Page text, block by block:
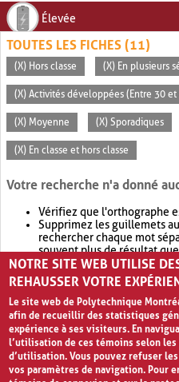
Élevée
TOUTES LES FICHES (11)
(X) Hors classe (X) En plusieurs
(X) Activités développées (Entre 30
(X) Moyenne (X) Sporadiques
(X) En classe et hors classe
Votre recherche n'a donné
Vérifiez que l'orthographe
Supprimez les guillemets
rechercher chaque mot
souvent plus de résultat
Envisagez d'élargir votre
retournera souvent plus de
NOTRE SITE WEB UTILISE
REHAUSSER VOTRE
Le site web de Polytechnique
afin de recueillir des statistiques
expérience à ses visiteurs. En
l’utilisation de ces témoins selon
d’utilisation. Vous pouvez refuser
vos paramètres de navigation. Pour